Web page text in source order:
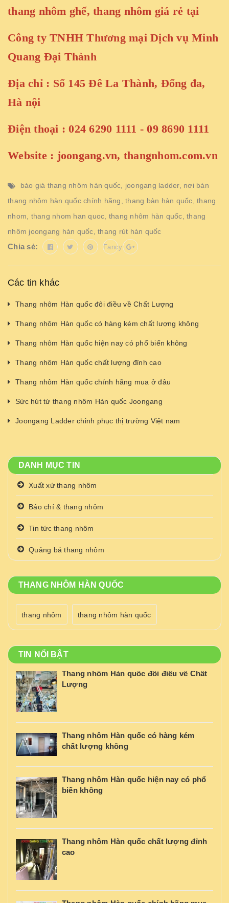
thang nhôm ghế, thang nhôm giá rẻ tại
Công ty TNHH Thương mại Dịch vụ Minh
Quang Đại Thành
Địa chỉ : Số 145 Đê La Thành, Đống đa,
Hà nội
Điện thoại : 024 6290 1111 - 09 8690 1111
Website : joongang.vn, thangnhom.com.vn
báo giá thang nhôm hàn quốc joongang ladder, nơi bán
thang nhôm hàn quốc chính hãng
thang bàn hàn quốc thang
nhom
thang nhom han quoc thang nhôm hàn quốc thang
nhôm joongang hàn quốc thang rút hàn quốc
Chia sẻ: Fancy
Các tin khác
Thang nhôm Hàn quốc đôi điều về Chất Lượng
Thang nhôm Hàn quốc có hàng kém chất lượng không
Thang nhôm Hàn quốc hiện nay có phổ biến không
Thang nhôm Hàn quốc chất lượng đỉnh cao
Thang nhôm Hàn quốc chính hãng mua ở đâu
Sức hút từ thang nhôm Hàn quốc Joongang
Joongang Ladder chinh phục thị trường Việt nam
DANH MỤC TIN
Xuất xứ thang nhôm
Báo chí & thang nhôm
Tin tức thang nhôm
Quảng bá thang nhôm
THANG NHÔM HÀN QUỐC
thang nhôm thang nhôm hàn quốc
TIN NỔI BẬT
Thang nhôm Hàn quốc đôi điều về Chất
Lượng
Thang nhôm Hàn quốc có hàng kém
chất lượng không
Thang nhôm Hàn quốc hiện nay có phổ
biến không
Thang nhôm Hàn quốc chất lượng đỉnh
cao